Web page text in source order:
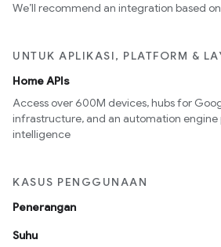
We’ll recommend an integration based
UNTUK APLIKASI, PLATFORM &
Home APIs
Access over 600M devices, hubs for
infrastructure, and an automation
intelligence
KASUS PENGGUNAAN
Penerangan
Suhu